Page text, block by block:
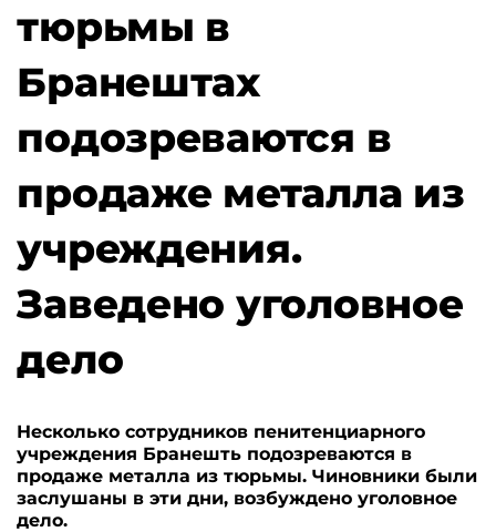
тюрьмы в
Бранештах
подозреваются в
продаже металла из
учреждения.
Заведено уголовное
дело
Несколько сотрудников пенитенциарного
учреждения Бранешть подозреваются в
продаже металла из тюрьмы. Чиновники были
заслушаны в эти дни, возбуждено уголовное
дело.